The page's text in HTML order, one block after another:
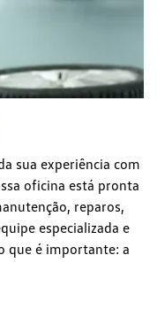
sua experiência com
oficina está pronta
reparos,
especializada e
que é importante: a